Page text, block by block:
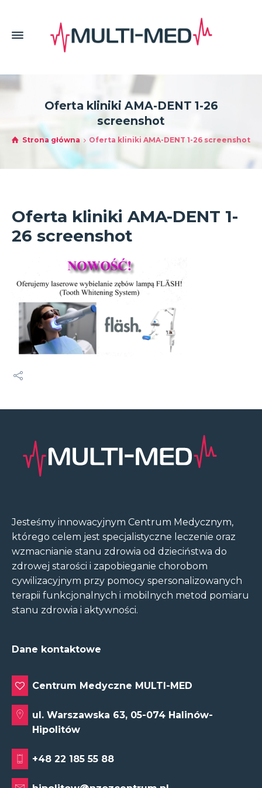
Oferta kliniki AMA-DENT 1-26
screenshot
Strona główna Oferta kliniki AMA-DENT 1-26 screenshot
Oferta kliniki AMA-DENT 1-
26 screenshot
Jesteśmy innowacyjnym Centrum Medycznym,
którego celem jest specjalistyczne leczenie oraz
wzmacnianie stanu zdrowia od dzieciństwa do
zdrowej starości i zapobieganie chorobom
cywilizacyjnym przy pomocy spersonalizowanych
terapii funkcjonalnych i mobilnych metod pomiaru
stanu zdrowia i aktywności.
Dane kontaktowe
Centrum Medyczne MULTI-MED
ul. Warszawska 63, 05-074 Halinów-
Hipolitów
+48 22 185 55 88